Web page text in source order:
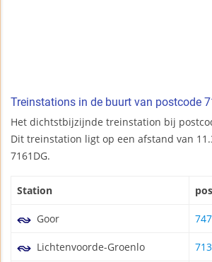
Treinstations in de buurt van postcode
Het dichtstbijzijnde treinstation bij
Dit treinstation ligt op een afstand van
7161DG.
Station
Goor
Lichtenvoorde-Groenlo